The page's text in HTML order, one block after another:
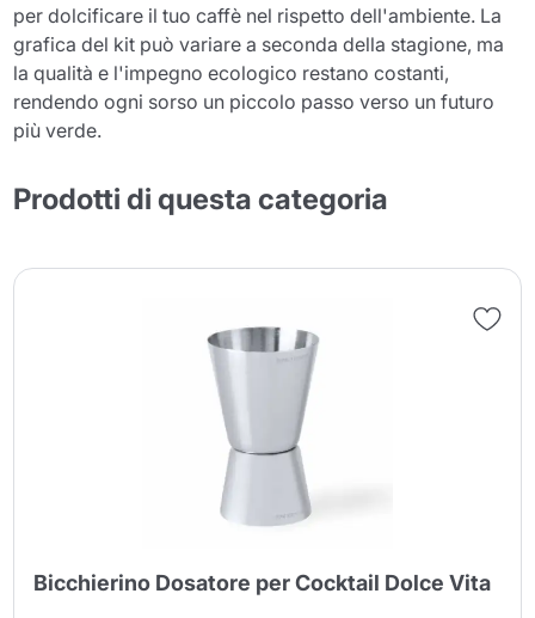
per dolcificare il tuo caffè nel rispetto dell'ambiente. La
grafica del kit può variare a seconda della stagione, ma
la qualità e l'impegno ecologico restano costanti,
rendendo ogni sorso un piccolo passo verso un futuro
più verde.
Prodotti di questa categoria
Bicchierino Dosatore per Cocktail Dolce Vita